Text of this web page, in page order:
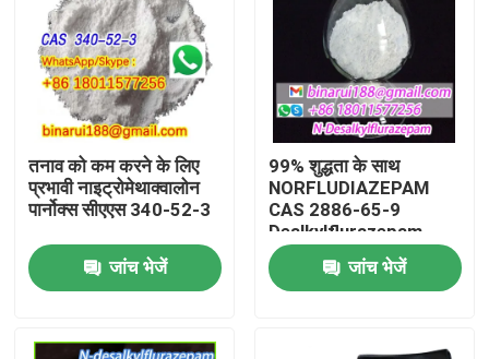
वीडियो
हमारे बारे में
कारखाना भ्रमण
गुणवत्ता नियंत्रण
तनाव को कम करने के लिए
प्रभावी नाइट्रोमेथाक्वालोन
पार्नोक्स सीएएस 340-52-3
जांच भेजें
99% शुद्धता के साथ
NORFLUDIAZEPAM
CAS 2886-65-9
Dealkylflurazepam
जांच भेजें